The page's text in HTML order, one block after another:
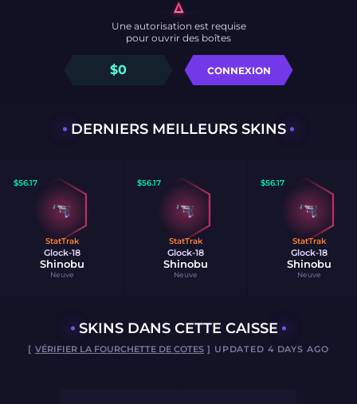
$0 CONNEXION
Une autorisation est requise
pour ouvrir des boîtes
DERNIERS MEILLEURS SKINS
$56.17
StatTrak
Glock-18
Shinobu
Neuve
$56.17
StatTrak
Glock-18
Shinobu
Neuve
$56.17
StatTrak
Glock-18
Shinobu
Neuve
SKINS DANS CETTE CAISSE
[VÉRIFIER LA FOURCHETTE DE COTES ] UPDATED 4 DAYS AGO